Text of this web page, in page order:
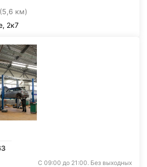
(5,6 км)
2к7
С 09:00 до 21:00. Без выходных